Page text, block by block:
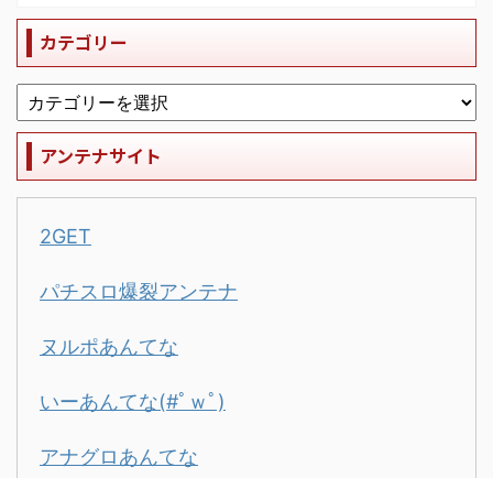
カテゴリー
アンテナサイト
2GET
パチスロ爆裂アンテナ
ヌルポあんてな
いーあんてな(#ﾟｗﾟ)
アナグロあんてな